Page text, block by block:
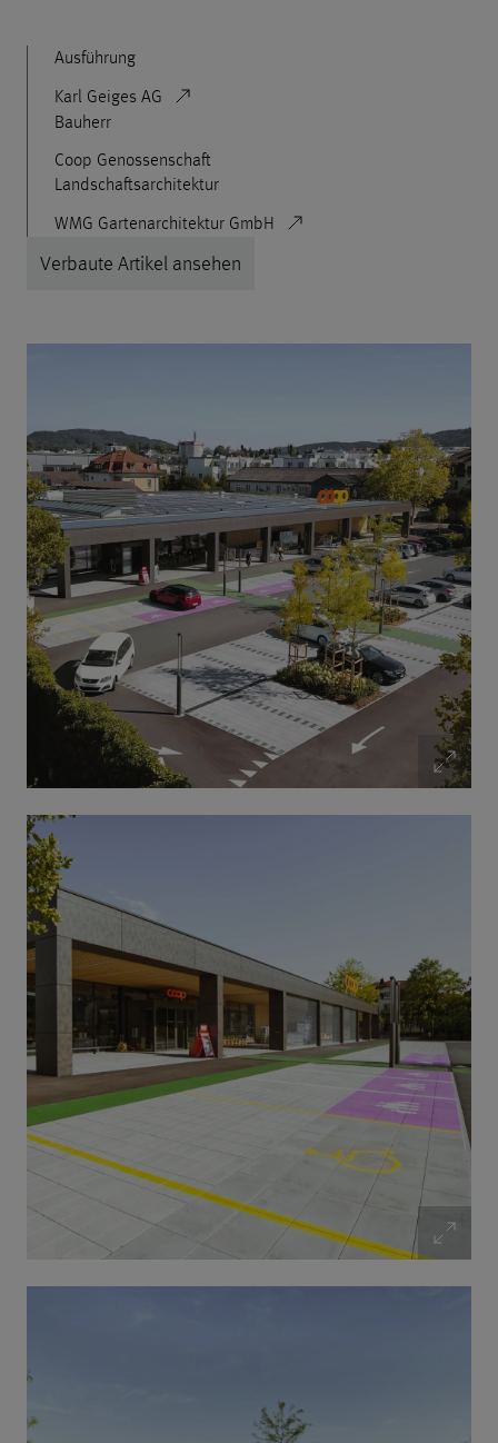
Ausführung
Karl Geiges AG
Bauherr
Coop Genossenschaft
Landschaftsarchitektur
WMG Gartenarchitektur GmbH
Verbaute Artikel ansehen